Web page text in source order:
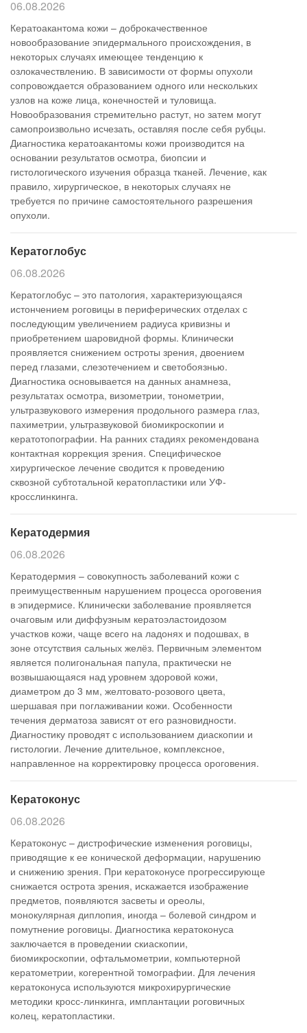
06.08.2026
Кератоакантома кожи – доброкачественное
новообразование эпидермального происхождения, в
некоторых случаях имеющее тенденцию к
озлокачествлению. В зависимости от формы опухоли
сопровождается образованием одного или нескольких
узлов на коже лица, конечностей и туловища.
Новообразования стремительно растут, но затем могут
самопроизвольно исчезать, оставляя после себя рубцы.
Диагностика кератоакантомы кожи производится на
основании результатов осмотра, биопсии и
гистологического изучения образца тканей. Лечение, как
правило, хирургическое, в некоторых случаях не
требуется по причине самостоятельного разрешения
опухоли.
Кератоглобус
06.08.2026
Кератоглобус – это патология, характеризующаяся
истончением роговицы в периферических отделах с
последующим увеличением радиуса кривизны и
приобретением шаровидной формы. Клинически
проявляется снижением остроты зрения, двоением
перед глазами, слезотечением и светобоязнью.
Диагностика основывается на данных анамнеза,
результатах осмотра, визометрии, тонометрии,
ультразвукового измерения продольного размера глаз,
пахиметрии, ультразвуковой биомикроскопии и
кератотопографии. На ранних стадиях рекомендована
контактная коррекция зрения. Специфическое
хирургическое лечение сводится к проведению
сквозной субтотальной кератопластики или УФ-
кросслинкинга.
Кератодермия
06.08.2026
Кератодермия – совокупность заболеваний кожи с
преимущественным нарушением процесса ороговения
в эпидермисе. Клинически заболевание проявляется
очаговым или диффузным кератоэластоидозом
участков кожи, чаще всего на ладонях и подошвах, в
зоне отсутствия сальных желёз. Первичным элементом
является полигональная папула, практически не
возвышающаяся над уровнем здоровой кожи,
диаметром до 3 мм, желтовато-розового цвета,
шершавая при поглаживании кожи. Особенности
течения дерматоза зависят от его разновидности.
Диагностику проводят с использованием диаскопии и
гистологии. Лечение длительное, комплексное,
направленное на корректировку процесса ороговения.
Кератоконус
06.08.2026
Кератоконус – дистрофические изменения роговицы,
приводящие к ее конической деформации, нарушению
и снижению зрения. При кератоконусе прогрессирующе
снижается острота зрения, искажается изображение
предметов, появляются засветы и ореолы,
монокулярная диплопия, иногда – болевой синдром и
помутнение роговицы. Диагностика кератоконуса
заключается в проведении скиаскопии,
биомикроскопии, офтальмометрии, компьютерной
кератометрии, когерентной томографии. Для лечения
кератоконуса используются микрохирургические
методики кросс-линкинга, имплантации роговичных
колец, кератопластики.